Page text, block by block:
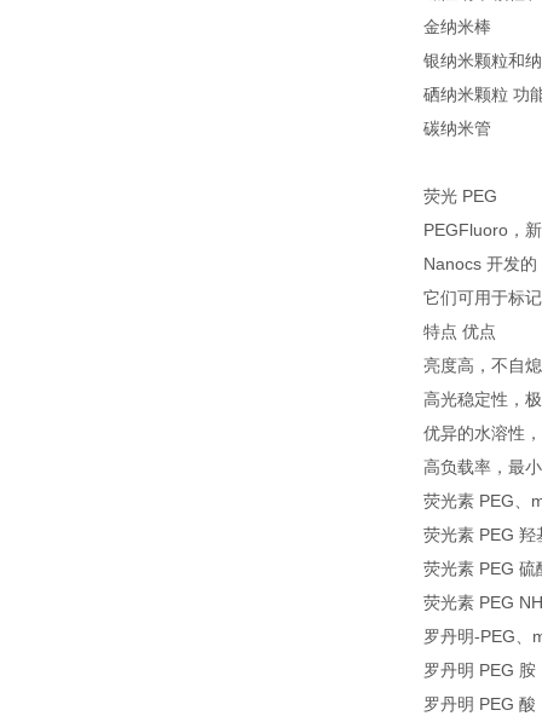
金纳米棒
银纳米颗粒和
硒纳米颗粒 功
碳纳米管
荧光 PEG
PEGFluoro，
Nanocs 开发
它们可用于标
特点 优点
亮度高，不自
高光稳定性，
优异的水溶性
高负载率，最
荧光素 PEG、
荧光素 PEG
荧光素 PEG
荧光素 PEG
罗丹明-PEG、
罗丹明 PEG
罗丹明 PEG